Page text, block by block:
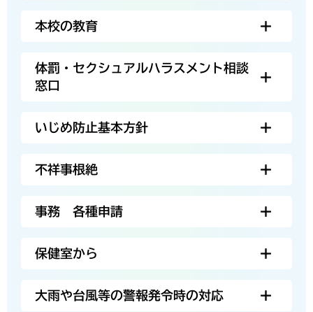
本校の教育
体罰・セクシュアルハラスメント相談
窓口
いじめ防止基本方針
不祥事根絶
事務 各種申請
保健室から
大雨や台風等の警報発令時の対応